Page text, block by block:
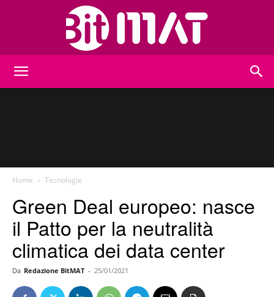
Home Tecnologie
Green Deal europeo: nasce
il Patto per la neutralità
climatica dei data center
Da Redazione BitMAT - 25/01/2021